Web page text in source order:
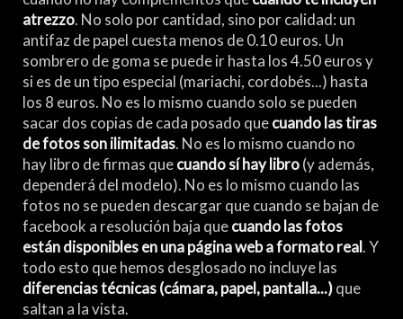
atrezzo. No solo por cantidad, sino por calidad: un
antifaz de papel cuesta menos de 0.10 euros. Un
sombrero de goma se puede ir hasta los 4.50 euros y
si es de un tipo especial (mariachi, cordobés...) hasta
los 8 euros. No es lo mismo cuando solo se pueden
sacar dos copias de cada posado quecuando las tiras
de fotos son ilimitadas. No es lo mismo cuando no
hay libro de firmas quecuando sí hay libro(y además,
dependerá del modelo). No es lo mismo cuando las
fotos no se pueden descargar que cuando se bajan de
facebook a resolución baja quecuando las fotos
están disponibles en una página web a formato real. Y
todo esto que hemos desglosado no incluye las
diferencias técnicas (cámara, papel, pantalla...)que
saltan a la vista.